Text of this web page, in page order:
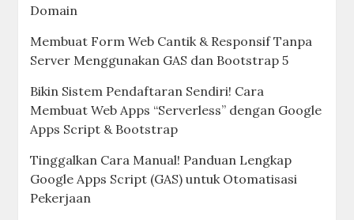
Domain
Membuat Form Web Cantik & Responsif Tanpa
Server Menggunakan GAS dan Bootstrap 5
Bikin Sistem Pendaftaran Sendiri! Cara
Membuat Web Apps “Serverless” dengan Google
Apps Script & Bootstrap
Tinggalkan Cara Manual! Panduan Lengkap
Google Apps Script (GAS) untuk Otomatisasi
Pekerjaan